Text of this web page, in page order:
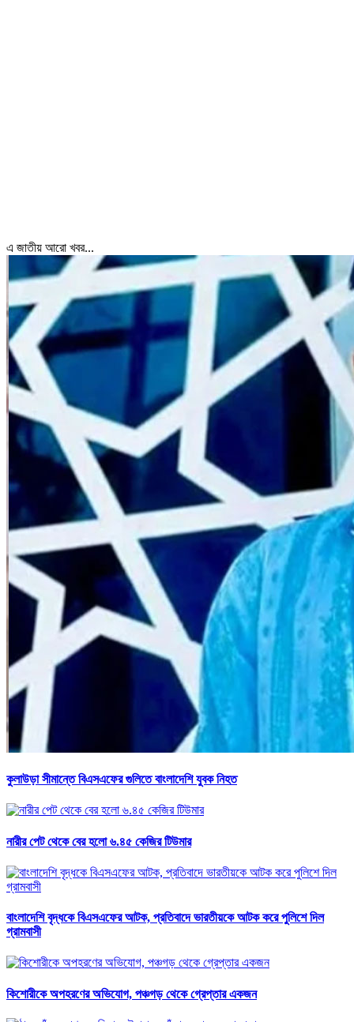
এ জাতীয় আরো খবর...
কুলাউড়া সীমান্তে বিএসএফের গুলিতে বাংলাদেশি যুবক নিহত
নারীর পেট থেকে বের হলো ৬.৪৫ কেজির টিউমার
বাংলাদেশি বৃদ্ধকে বিএসএফের আটক, প্রতিবাদে ভারতীয়কে আটক করে পুলিশে দিল
গ্রামবাসী
কিশোরীকে অপহরণের অভিযোগ, পঞ্চগড় থেকে গ্রেপ্তার একজন